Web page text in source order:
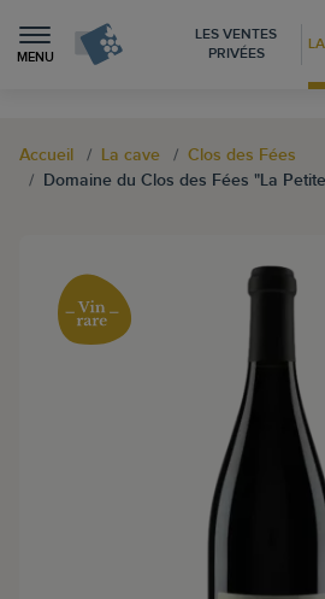
MENU
LES VENTES
PRIVÉES
Accueil La cave
Clos des Fées
Domaine du Clos des Fées "La